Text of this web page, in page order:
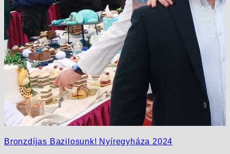
Bronzdíjas Bazilosunk! Nyíregyháza 2024